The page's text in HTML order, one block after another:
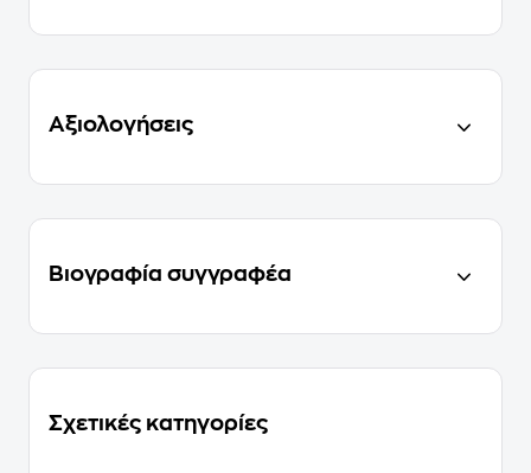
Αξιολογήσεις
Βιογραφία συγγραφέα
Σχετικές κατηγορίες